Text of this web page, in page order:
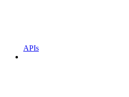
APIs